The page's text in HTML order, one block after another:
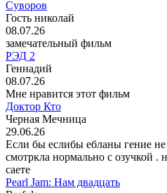
Суворов
Гость николай
08.07.26
замечательный фильм
РЭД 2
Геннадий
08.07.26
Мне нравится этот фильм
Доктор Кто
Черная Мечница
29.06.26
Если бы еслибы ебланы гение
смотркла нормально с озучкой .
саете
Pearl Jam: Нам двадцать